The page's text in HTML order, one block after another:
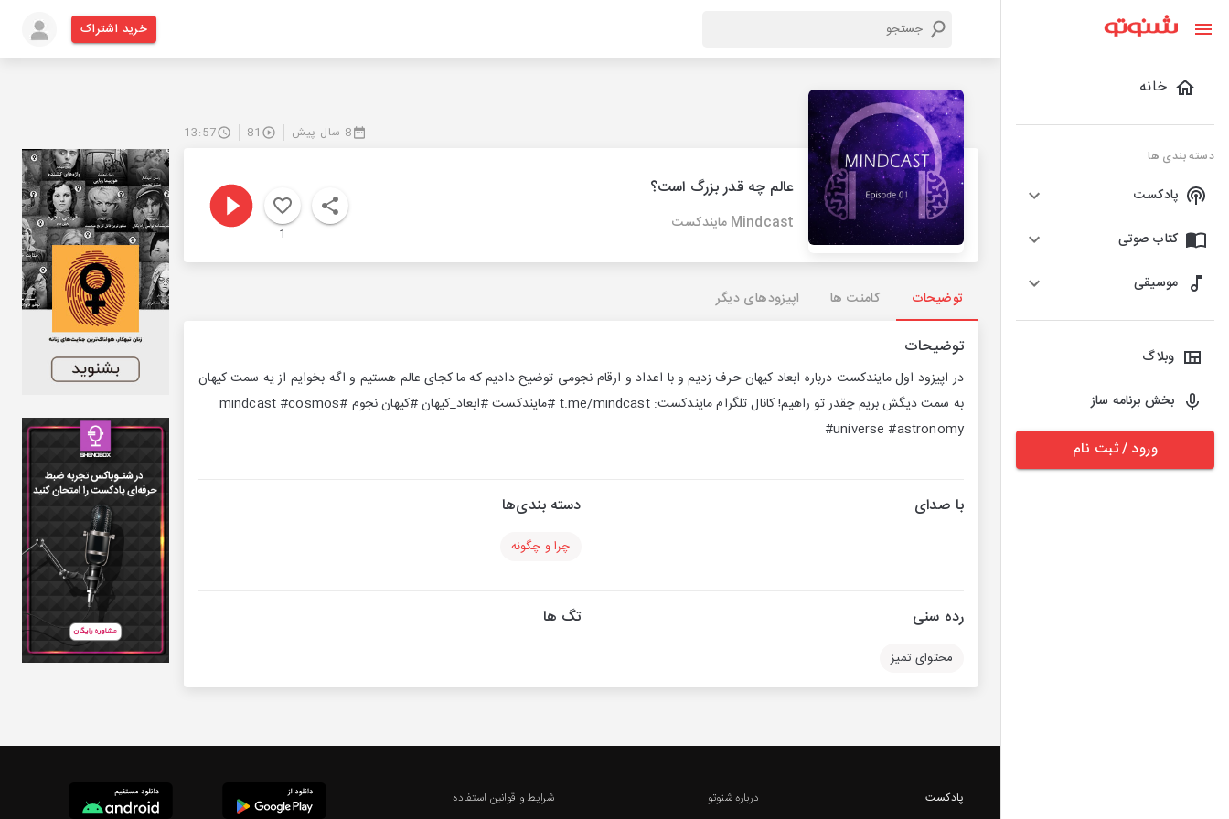
خانه
دسته بندی ها
پادکست
کتاب صوتی
موسیقی
وبلاگ
بخش برنامه ساز
ورود / ثبت نام
خرید اشتراک
8 سال پیش 81
13:57
عالم چه قدر بزرگ است؟
Mindcast مایندکست
1
توضیحات کامنت ها اپیزودهای دیگر
توضیحات
در اپیزود اول مایندکست درباره ابعاد کیهان حرف زدیم و با اعداد و ارقام نجومی توضیح دادیم که ما کجای عالم هستیم و اگه بخوایم از یه سمت کیهان
به سمت دیگش بریم چقدر تو راهیم! کانال تلگرام مایندکست: t.me/mindcast #مایندکست #ابعاد_کیهان #کیهان نجوم #mindcast #cosmos
#universe #astronomy
با صدای دسته بندی‌ها
چرا و چگونه
رده سنی
محتوای تمیز
تگ ها
پادکست درباره شنوتو شرایط و قوانین استفاده